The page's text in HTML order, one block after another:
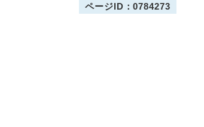
ページID：0784273